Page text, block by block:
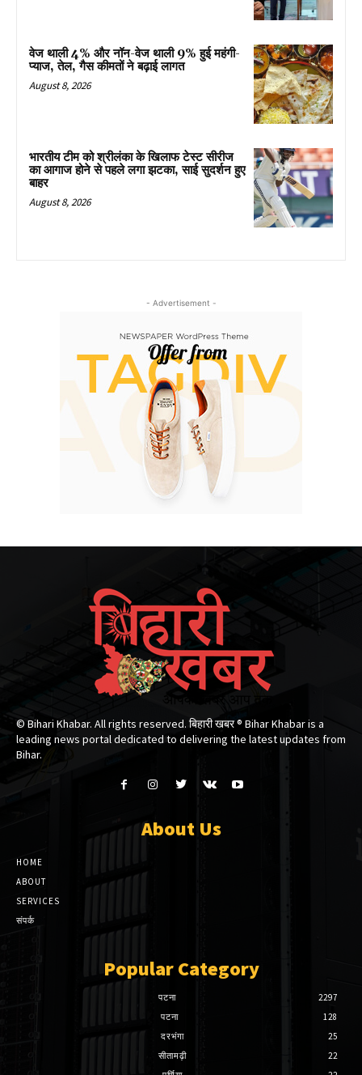
वेज थाली 4% और नॉन-वेज थाली 9% हुई महंगी-
प्याज, तेल, गैस कीमतों ने बढ़ाई लागत
August 8, 2026
भारतीय टीम को श्रीलंका के खिलाफ टेस्ट सीरीज
का आगाज होने से पहले लगा झटका, साई सुदर्शन हुए
बाहर
August 8, 2026
- Advertisement -
© Bihari Khabar. All rights reserved. बिहारी खबर ®​ Bihar Khabar is a
leading news portal dedicated to delivering the latest updates from
Bihar.
About Us
HOME
ABOUT
SERVICES
संपर्क
Popular Category
पटना
2297
पटना
128
दरभंगा
25
सीतामढ़ी
22